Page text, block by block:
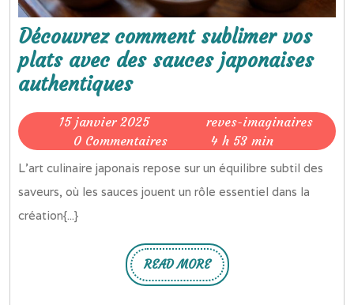
Découvrez comment sublimer vos
plats avec des sauces japonaises
authentiquesDécouvrez
comment
sublimer
vos
plats
avec
sauces
japonaises
15 janvier 202515
janvier
reves-imaginaires
0 Commentaires 4 h 53 min
L’art culinaire japonais repose sur un équilibre subtil des
saveurs, où les sauces jouent un rôle essentiel dans la
création{...}
READ MORE
READ
MORE